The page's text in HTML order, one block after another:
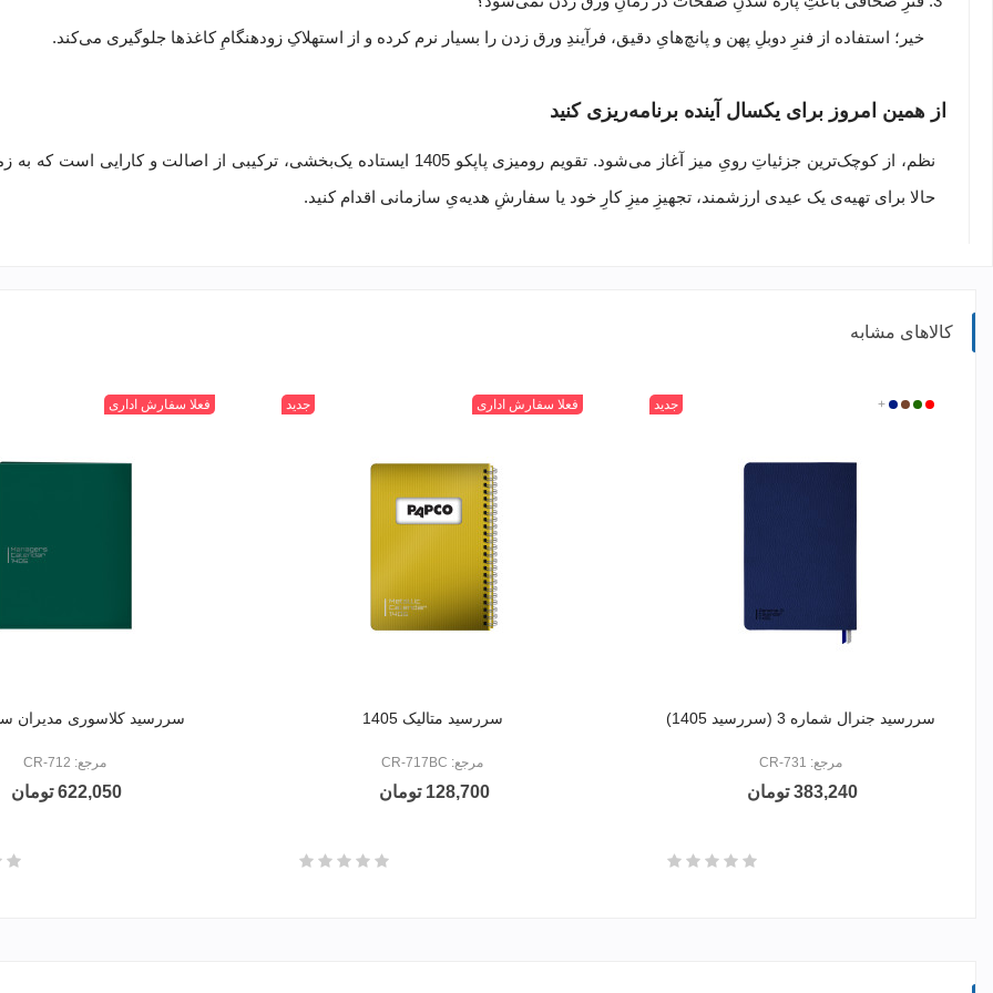
خیر؛ استفاده از فنرِ دوبلِ پهن و پانچ‌هایِ دقیق، فرآیندِ ورق زدن را بسیار نرم کرده و از استهلاکِ زودهنگامِ کاغذها جلوگیری می‌کند.
از همین امروز برای یکسال آینده برنامه‌ریزی کنید
نظم، از کوچک‌ترین جزئیاتِ رویِ میز آغاز می‌شود. تقویم رومیزی پاپکو 1405 ایستاده یک‌بخشی، ترکیبی
حالا برای تهیه‌ی یک عیدی ارزشمند، تجهیزِ میزِ کارِ خود یا سفارشِ هدیه‌یِ سازمانی اقدام کنید.
کالاهای مشابه
CR-
CR-
CR-
CR-
+ جدید
سررسید جنرال شماره 3 (سررسید 1405)
مرجع: CR-731
383,240 تومان
CR-
717BC3315
CR-
717BC2065
CR-
717BC1314
CR-
717BC2688
+ جدید فعلا سفارش اداری
سررسید متالیک 1405
مرجع: CR-717BC
128,700 تومان
CR-
7123394
CR-
7124598
CR-
7128217
CR-
7122349
فعلا سفارش اداری
سررسید کلاسوری مدیران سال
مرجع: CR-712
622,050 تومان